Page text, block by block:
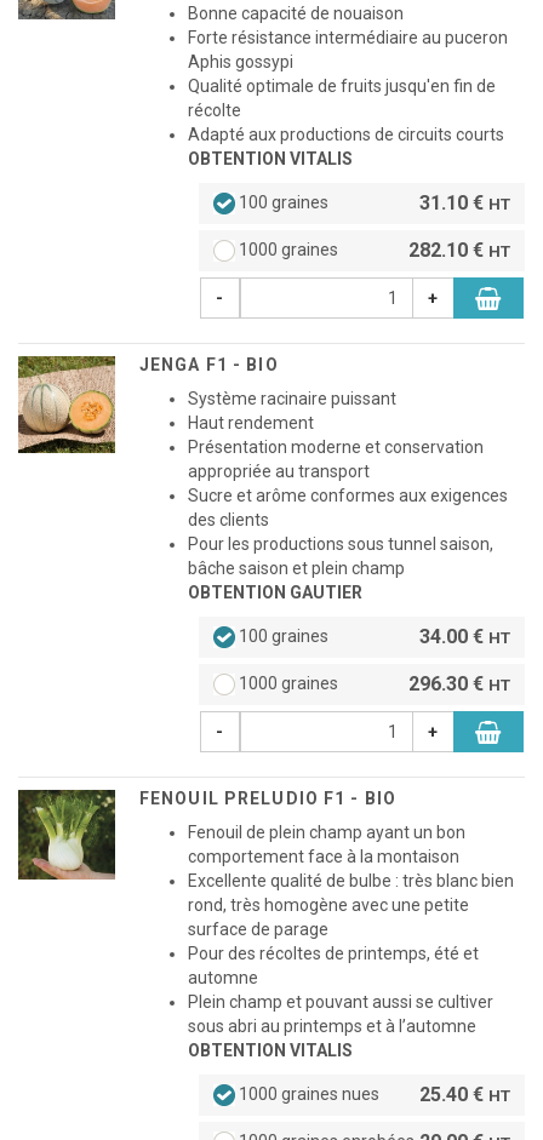
Bonne capacité de nouaison
Forte résistance intermédiaire au puceron
Aphis gossypi
Qualité optimale de fruits jusqu'en fin de
récolte
Adapté aux productions de circuits courts
OBTENTION VITALIS
100 graines 31.10 € HT
1000 graines 282.10 € HT
- +
JENGA F1 - BIO
Système racinaire puissant
Haut rendement
Présentation moderne et conservation
appropriée au transport
Sucre et arôme conformes aux exigences
des clients
Pour les productions sous tunnel saison,
bâche saison et plein champ
OBTENTION GAUTIER
100 graines 34.00 € HT
1000 graines 296.30 € HT
- +
FENOUIL PRELUDIO F1 - BIO
Fenouil de plein champ ayant un bon
comportement face à la montaison
Excellente qualité de bulbe : très blanc bien
rond, très homogène avec une petite
surface de parage
Pour des récoltes de printemps, été et
automne
Plein champ et pouvant aussi se cultiver
sous abri au printemps et à l’automne
OBTENTION VITALIS
1000 graines nues 25.40 € HT